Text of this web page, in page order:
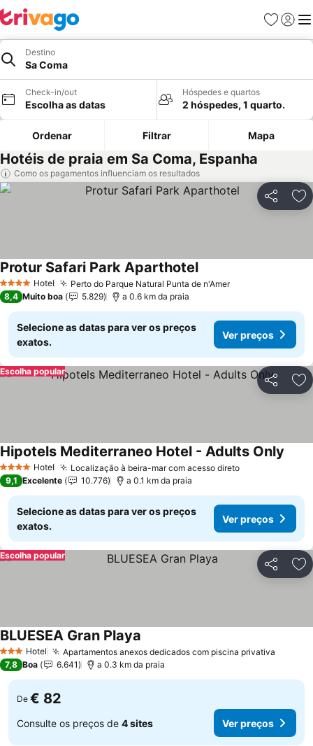
Favoritos
Iniciar
Destino
Sa Coma
Check-in/out
Escolha as datas
Hóspedes e quartos
2 hóspedes, 1 quarto.
Ordenar Filtrar Mapa
Hotéis de praia em Sa Coma, Espanha
Como os pagamentos influenciam os resultados
Partilhar
4 EstrelasHotel Perto do Parque Natural Punta de n'AmerVer preços
Protur Safari Park AparthotelVer preços
8,4 Muito boa 5.829 a 0.6 km da praia
Selecione as datas para ver os preços
exatos.
Ver preços
Partilhar
Escolha popular
4 EstrelasHotel Localização à beira-mar com acesso diretoVer preços
Hipotels Mediterraneo Hotel - Adults Only
9,1 Excelente 10.776 a 0.1 km da praia
Selecione as datas para ver os preços
exatos.
Ver preços
Partilhar
Escolha popular
3 EstrelasHotel Apartamentos anexos dedicados com piscina privativa
BLUESEA Gran Playa
7,8 Boa 6.641 a 0.3 km da praia
De € 82
Consulte os preços de 4 sites Ver preços